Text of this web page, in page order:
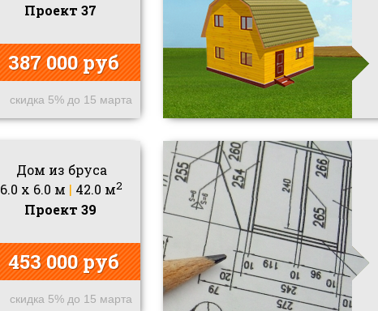
Проект 37
387 000 руб
скидка 5% до 15 марта
Дом из бруса
6.0 x 6.0 м | 42.0 м2
Проект 39
453 000 руб
скидка 5% до 15 марта